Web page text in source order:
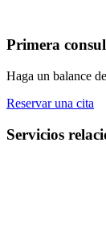
Primera
Haga un balance
Reservar una cita
Servicios